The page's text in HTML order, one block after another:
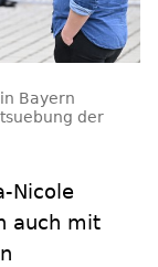
Bayern
der
Nicole
auch mit